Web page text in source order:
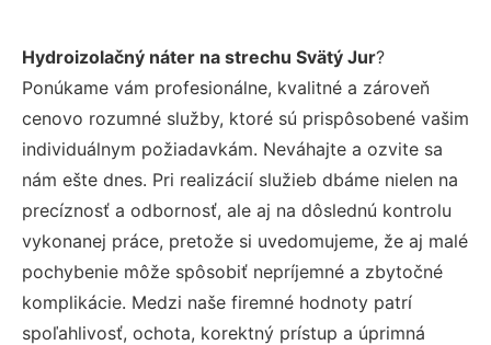
Hydroizolačný náter na strechu Svätý Jur?
Ponúkame vám profesionálne, kvalitné a zároveň
cenovo rozumné služby, ktoré sú prispôsobené vašim
individuálnym požiadavkám. Neváhajte a ozvite sa
nám ešte dnes. Pri realizácií služieb dbáme nielen na
precíznosť a odbornosť, ale aj na dôslednú kontrolu
vykonanej práce, pretože si uvedomujeme, že aj malé
pochybenie môže spôsobiť nepríjemné a zbytočné
komplikácie. Medzi naše firemné hodnoty patrí
spoľahlivosť, ochota, korektný prístup a úprimná